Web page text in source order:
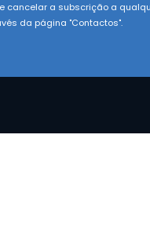
cancelar a subscrição a
da página "Contactos".